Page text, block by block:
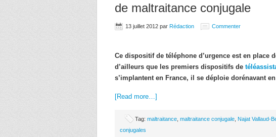
de maltraitance conjugale
13 juillet 2012 par Rédaction Commenter
Ce dispositif de téléphone d’urgence est en place
d’ailleurs que les premiers dispositifs de
s’implantent en France, il se déploie dorénavant
[Read more…]
Tag: maltraitance maltraitance conjugale Najat Vallaud-
conjugales